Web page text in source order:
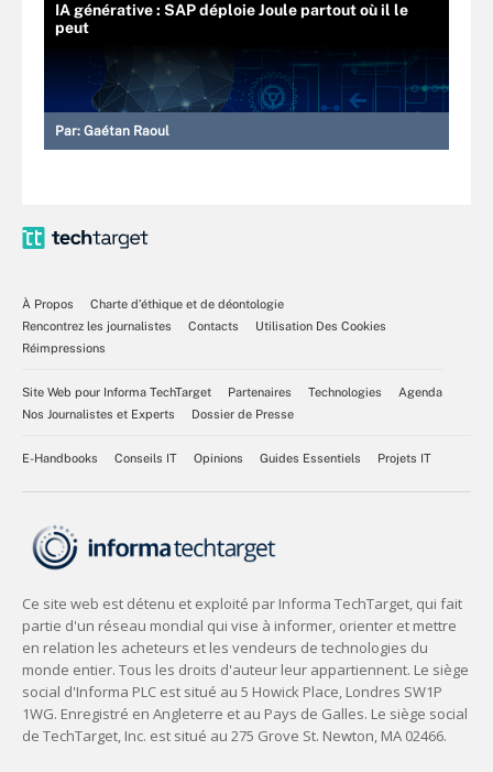
IA générative : SAP déploie Joule partout où il le
peut
Par: Gaétan Raoul
À Propos
Charte d’éthique et de déontologie
Rencontrez les journalistes
Contacts
Utilisation Des Cookies
Réimpressions
Site Web pour Informa TechTarget Partenaires Technologies
Agenda
Nos Journalistes et Experts
Dossier de Presse
E-Handbooks Conseils IT Opinions Guides Essentiels Projets IT